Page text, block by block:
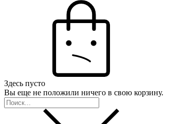
Здесь пусто
Вы еще не положили ничего в свою корзину.